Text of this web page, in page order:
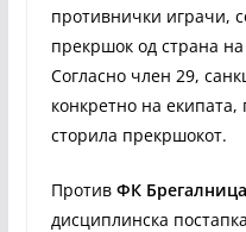
противнички играчи,
прекршок од страна
Согласно член 29,
конкретно на
сторила прекршокот.
Против ФК
дисциплинска